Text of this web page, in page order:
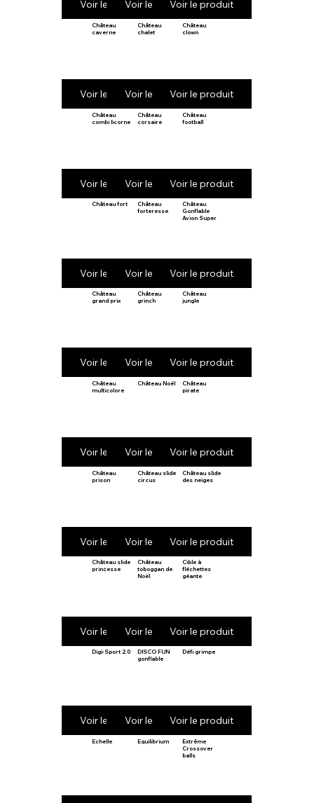
Voir le produitVoir le produitVoir le produit
Château
caverne
Voir le produit
Château
chalet
Voir le produit
Château
clown
Voir le produit
Château
combi licorne
Voir le produit
Château
corsaire
Voir le produit
Château
football
Voir le produit
Château fort
Voir le produit
Château
forteresse
Voir le produit
Château
Gonflable
Avion Super
Voir le produit
Château
grand prix
Voir le produit
Château
grinch
Voir le produit
Château
jungle
Voir le produit
Château
multicolore
Voir le produit
Château Noël
Voir le produit
Château
pirate
Voir le produit
Château
prison
Voir le produit
Château slide
circus
Voir le produit
Château slide
des neiges
Voir le produit
Château slide
princesse
Voir le produit
Château
toboggan de
Noël
Voir le produit
Cible à
fléchettes
géante
Voir le produit
Digi-Sport 2.0
Voir le produit
DISCO FUN
gonflable
Voir le produit
Défi grimpe
Voir le produit
Echelle Equilibrium
Extrême
Crossover
balls